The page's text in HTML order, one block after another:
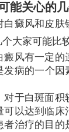
能关心的
癜风和皮肤
大家可能比
风有一定的
发病的一个因
于白斑面积
以达到临床
治疗的目的